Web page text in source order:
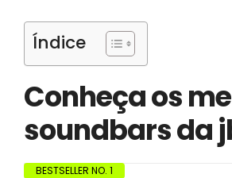
Índice
Conheça os
soundbars da
BESTSELLER NO. 1